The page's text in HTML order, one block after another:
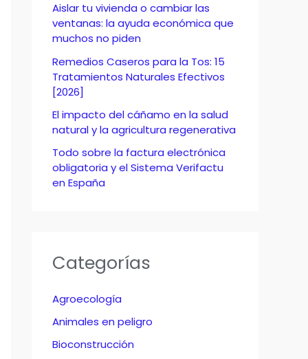
:Aislar tu vivienda o cambiar las
ventanas: la ayuda económica que
muchos no piden
Remedios Caseros para la Tos: 15
Tratamientos Naturales Efectivos
[2026]
El impacto del cáñamo en la salud
natural y la agricultura regenerativa
Todo sobre la factura electrónica
obligatoria y el Sistema Verifactu
en España
Categorías
Agroecología
Animales en peligro
Bioconstrucción